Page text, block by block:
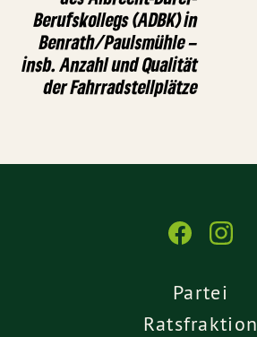
Berufskollegs (ADBK) in
Benrath/Paulsmühle –
insb. Anzahl und Qualität
der Fahrradstellplätze
Partei
Ratsfraktion